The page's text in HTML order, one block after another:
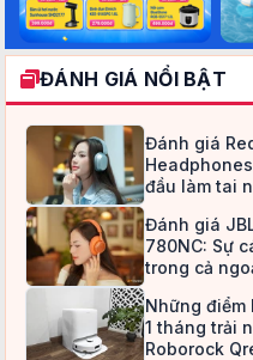
ĐÁNH GIÁ NỔI BẬT
Đánh giá
đầu làm tai
an toàn
Đánh giá
780NC: Sự
trong cả
Những điểm
1 tháng trải
Roborock